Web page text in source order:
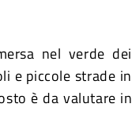
nel verde dei
e piccole strade in
è da valutare in